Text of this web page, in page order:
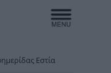
Εστία